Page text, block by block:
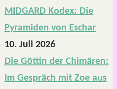
MIDGARD Kodex: Die
Pyramiden von Eschar
10. Juli 2026
Die Göttin der Chimären:
Im Gespräch mit Zoe aus